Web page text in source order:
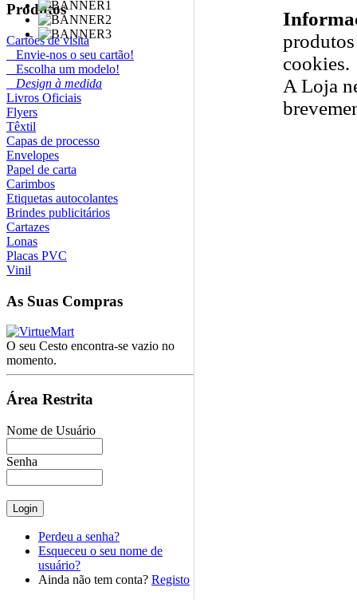
Produtos
Cartões de visita
Envie-nos o seu cartão!
Escolha um modelo!
Design à medida
Livros Oficiais
Flyers
Têxtil
Capas de processo
Envelopes
Papel de carta
Carimbos
Etiquetas autocolantes
Brindes publicitários
Cartazes
Lonas
Placas PVC
Vinil
As Suas Compras
O seu Cesto encontra-se vazio no
momento.
Área Restrita
Nome de Usuário
Senha
Perdeu a senha?
Esqueceu o seu nome de
usuário?
Ainda não tem conta? Registo
cookies.
A Loja